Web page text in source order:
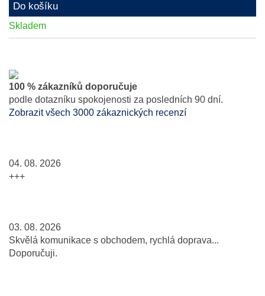
Do košíku
Skladem
100 % zákazníků doporučuje
podle dotazníku spokojenosti za posledních 90 dní.
Zobrazit všech 3000 zákaznických recenzí
04. 08. 2026
+++
03. 08. 2026
Skvělá komunikace s obchodem, rychlá doprava...
Doporučuji.